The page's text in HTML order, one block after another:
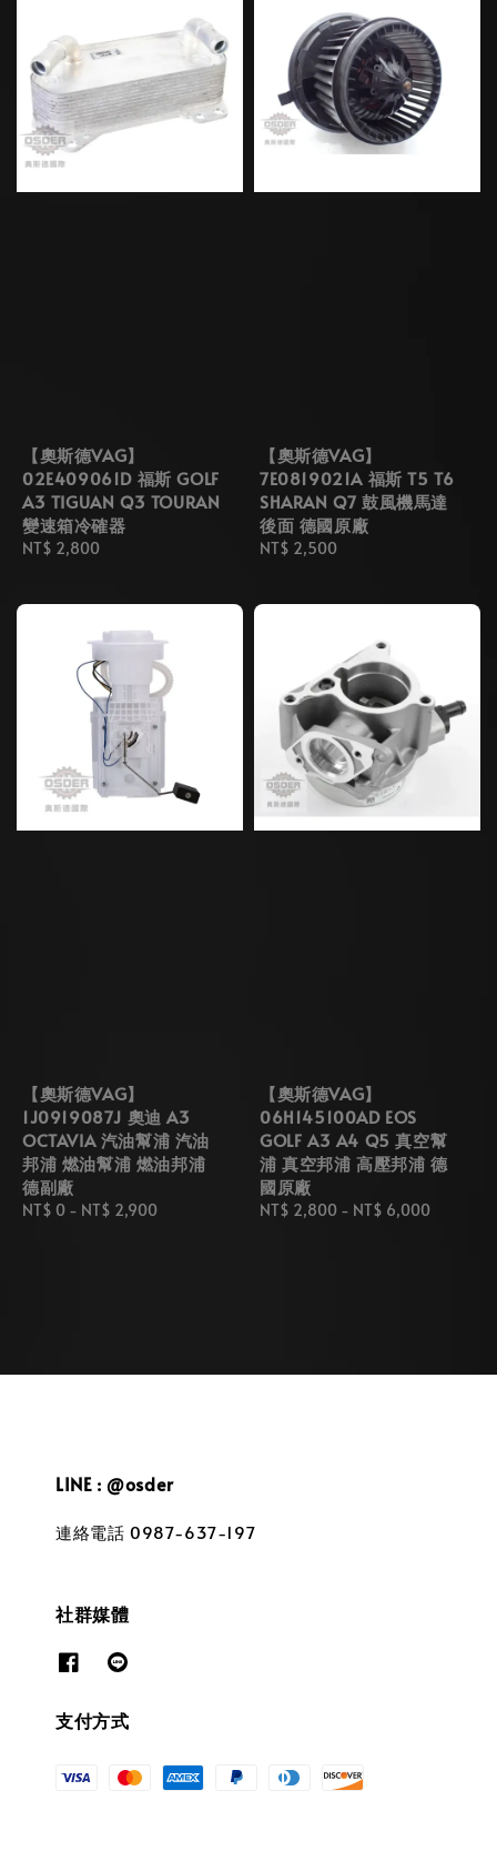
【奧斯德VAG】
02E409061D 福斯 GOLF
A3 TIGUAN Q3 TOURAN
變速箱冷確器
Regular
NT$ 2,800
【奧斯德VAG】
7E0819021A 福斯 T5 T6
SHARAN Q7 鼓風機馬達
後面 德國原廠
Regular
NT$ 2,500
【奧斯德VAG】
1J0919087J 奧迪 A3
OCTAVIA 汽油幫浦 汽油
邦浦 燃油幫浦 燃油邦浦
德副廠
Regular
NT$ 0 - NT$ 2,900
【奧斯德VAG】
06H145100AD EOS
GOLF A3 A4 Q5 真空幫
浦 真空邦浦 高壓邦浦 德
國原廠
Regular
NT$ 2,800 - NT$ 6,000
LINE : @osder
連絡電話 0987-637-197
社群媒體
支付方式